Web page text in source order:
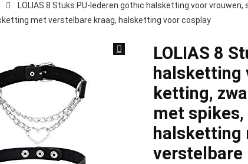
LOLIAS 8 Stuks PU-lederen gothic halsketting voor
met verstelbare kraag, halsketting voor cosplay
LOLIAS 8
halsketting
ketting,
met
halsketting
verstelbare